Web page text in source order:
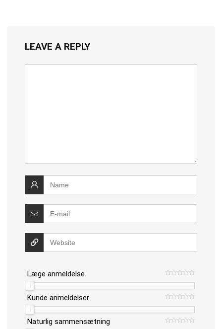
LEAVE A REPLY
Læge anmeldelse
Kunde anmeldelser
Naturlig sammensætning